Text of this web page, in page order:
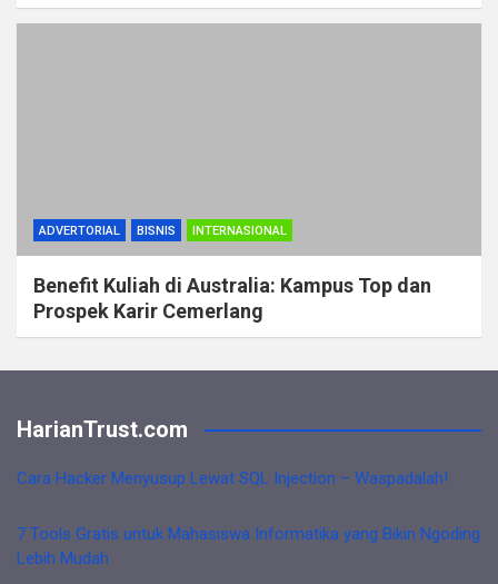
ADVERTORIAL BISNIS INTERNASIONAL
Benefit Kuliah di Australia: Kampus Top dan
Prospek Karir Cemerlang
HarianTrust.com
Cara Hacker Menyusup Lewat SQL Injection – Waspadalah!
7 Tools Gratis untuk Mahasiswa Informatika yang Bikin Ngoding
Lebih Mudah